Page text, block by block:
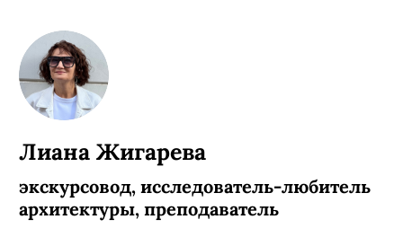
Лиана Жигарева
экскурсовод, исследователь-любитель
архитектуры, преподаватель